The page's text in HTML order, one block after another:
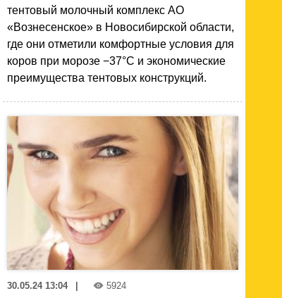
тентовый молочный комплекс АО
«Вознесенское» в Новосибирской области,
где они отметили комфортные условия для
коров при морозе −37°C и экономические
преимущества тентовых конструкций.
30.05.24 13:04 5924